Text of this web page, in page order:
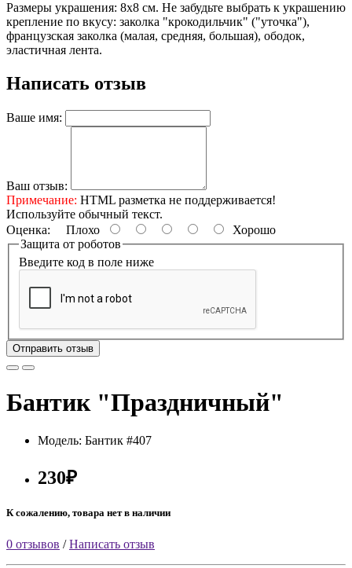
Размеры украшения: 8х8 см. Не забудьте выбрать к украшению
крепление по вкусу: заколка "крокодильчик" ("уточка"),
французская заколка (малая, средняя, большая), ободок,
эластичная лента.
Написать отзыв
Ваше имя:
Ваш отзыв:
Примечание: HTML разметка не поддерживается!
Используйте обычный текст.
Оценка: Плохо
Хорошо
Защита от роботов
Введите код в поле ниже
Отправить отзыв
Бантик "Праздничный"
Модель: Бантик #407
230₽
К сожалению, товара нет в наличии
0 отзывов /Написать отзыв